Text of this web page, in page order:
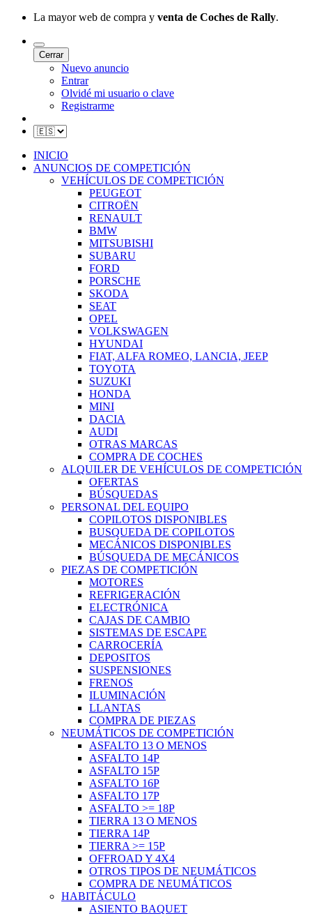
La mayor web de compra y venta de Coches de Rally.
Cerrar
Nuevo anuncio
Entrar
Olvidé mi usuario o clave
Registrarme
INICIO
ANUNCIOS DE COMPETICIÓN
VEHÍCULOS DE COMPETICIÓN
PEUGEOT
CITROËN
RENAULT
BMW
MITSUBISHI
SUBARU
FORD
PORSCHE
SKODA
SEAT
OPEL
VOLKSWAGEN
HYUNDAI
FIAT, ALFA ROMEO, LANCIA, JEEP
TOYOTA
SUZUKI
HONDA
MINI
DACIA
AUDI
OTRAS MARCAS
COMPRA DE COCHES
ALQUILER DE VEHÍCULOS DE COMPETICIÓN
OFERTAS
BÚSQUEDAS
PERSONAL DEL EQUIPO
COPILOTOS DISPONIBLES
BUSQUEDA DE COPILOTOS
MECÁNICOS DISPONIBLES
BÚSQUEDA DE MECÁNICOS
PIEZAS DE COMPETICIÓN
MOTORES
REFRIGERACIÓN
ELECTRÓNICA
CAJAS DE CAMBIO
SISTEMAS DE ESCAPE
CARROCERÍA
DEPOSITOS
SUSPENSIONES
FRENOS
ILUMINACIÓN
LLANTAS
COMPRA DE PIEZAS
NEUMÁTICOS DE COMPETICIÓN
ASFALTO 13 O MENOS
ASFALTO 14P
ASFALTO 15P
ASFALTO 16P
ASFALTO 17P
ASFALTO >= 18P
TIERRA 13 O MENOS
TIERRA 14P
TIERRA >= 15P
OFFROAD Y 4X4
OTROS TIPOS DE NEUMÁTICOS
COMPRA DE NEUMÁTICOS
HABITÁCULO
ASIENTO BAQUET